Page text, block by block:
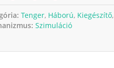
Tenger, Háború, Kiegészítő,
Szimuláció